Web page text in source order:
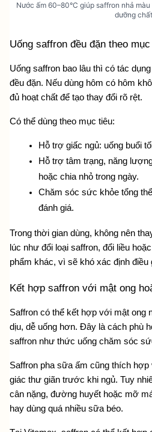
Nước ấm 60–80°C giúp saffron nhả
dưỡng
Uống saffron đều đặn theo
Uống saffron bao lâu thì có tác
đều đặn. Nếu dùng hôm có hôm
đủ hoạt chất để tạo thay đổi rõ rệt.
Có thể dùng theo mục tiêu:
Hỗ trợ giấc ngủ: uống buổi
Hỗ trợ tâm trạng, năng
hoặc chia nhỏ trong ngày.
Chăm sóc sức khỏe tổng
đánh giá.
Trong thời gian dùng, không nên
lúc như đổi loại saffron, đổi liều
phẩm khác, vì sẽ khó xác định điều
Kết hợp saffron với mật ong
Saffron có thể kết hợp với mật ong
dịu, dễ uống hơn. Đây là cách phù
saffron như thức uống chăm sóc
Saffron pha sữa ấm cũng thích hợp
giác thư giãn trước khi ngủ. Tuy
cân nặng, đường huyết hoặc mỡ
hay dùng quá nhiều sữa béo.